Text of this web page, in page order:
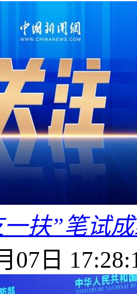
扶”笔试
07日